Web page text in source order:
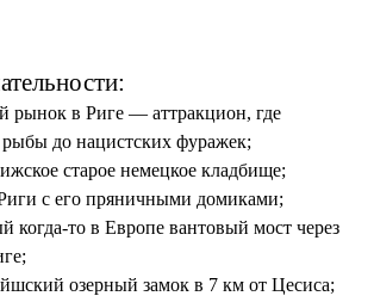
рынок в Риге — аттракцион, где
рыбы до нацистских фуражек;
старое немецкое кладбище;
с его пряничными домиками;
то в Европе вантовый мост через
озерный замок в 7 км от Цесиса;